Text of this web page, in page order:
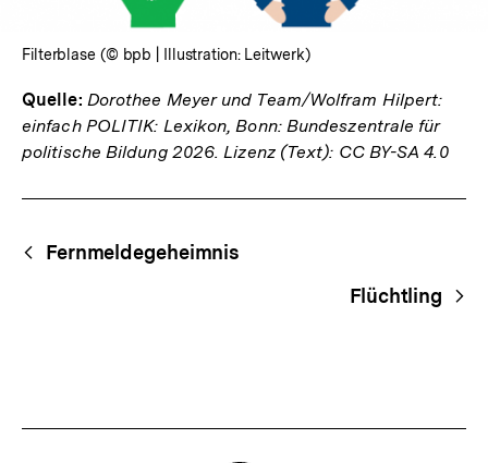
Filterblase (© bpb | Illustration: Leitwerk)
Quelle: Dorothee Meyer und Team/Wolfram Hilpert:
einfach POLITIK: Lexikon, Bonn: Bundeszentrale für
politische Bildung 2026. Lizenz (Text): CC BY-SA 4.0
Begriffsnavigation
Content-
Navigation
Fernmeldegeheimnis
Flüchtling